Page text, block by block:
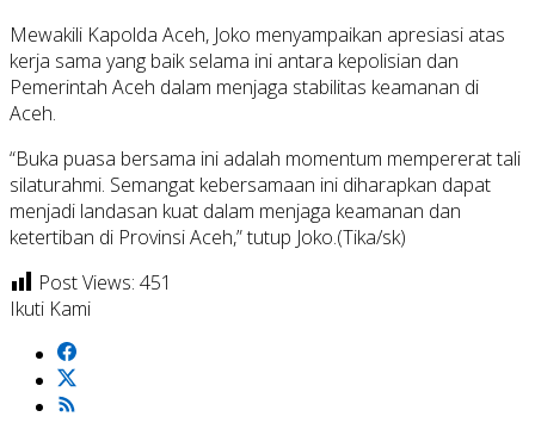
Mewakili Kapolda Aceh, Joko menyampaikan apresiasi atas
kerja sama yang baik selama ini antara kepolisian dan
Pemerintah Aceh dalam menjaga stabilitas keamanan di
Aceh.
“Buka puasa bersama ini adalah momentum mempererat tali
silaturahmi. Semangat kebersamaan ini diharapkan dapat
menjadi landasan kuat dalam menjaga keamanan dan
ketertiban di Provinsi Aceh,” tutup Joko.(Tika/sk)
Post Views: 451
Ikuti Kami